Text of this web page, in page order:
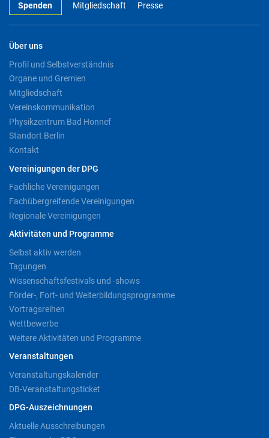
Spenden Mitgliedschaft Presse
Über uns
Profil und Selbstverständnis
Organe und Gremien
Mitgliedschaft
Vereinskommunikation
Physikzentrum Bad Honnef
Standort Berlin
Kontakt
Vereinigungen der DPG
Fachliche Vereinigungen
Fachübergreifende Vereinigungen
Regionale Vereinigungen
Aktivitäten und Programme
Selbst aktiv werden
Tagungen
Wissenschaftsfestivals und -shows
Förder-, Fort- und Weiterbildungsprogramme
Vortragsreihen
Wettbewerbe
Weitere Aktivitäten und Programme
Veranstaltungen
Veranstaltungskalender
DB-Veranstaltungsticket
DPG-Auszeichnungen
Aktuelle Ausschreibungen